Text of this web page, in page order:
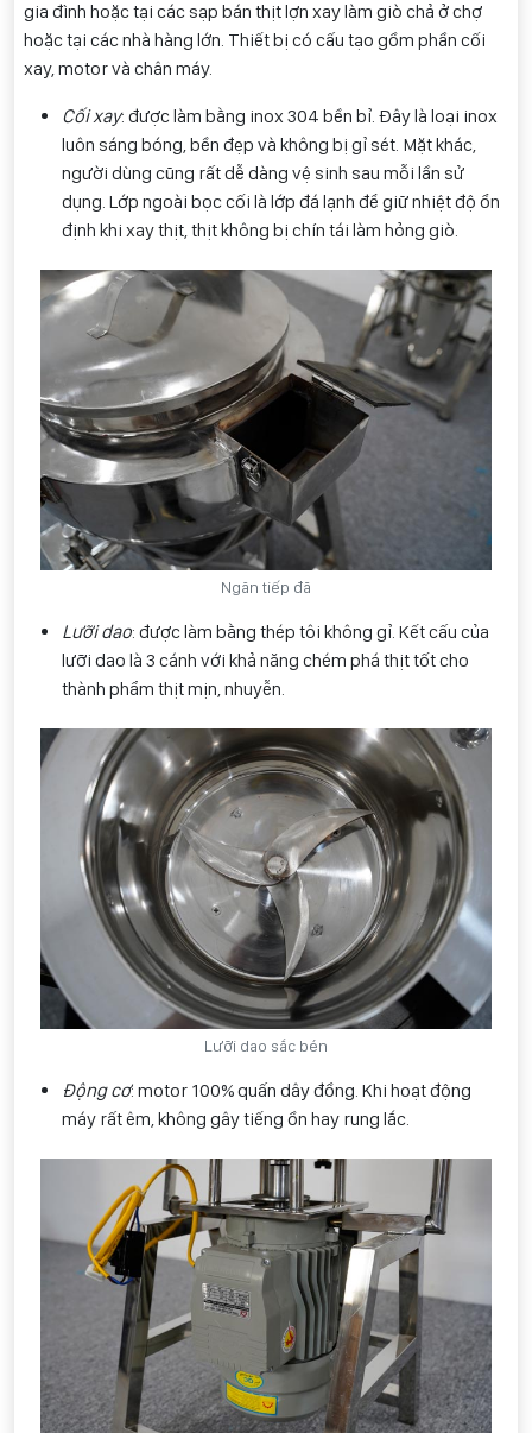
gia đình hoặc tại các sạp bán thịt lợn xay làm giò chả ở chợ
hoặc tại các nhà hàng lớn. Thiết bị có cấu tạo gồm phần cối
xay, motor và chân máy.
Cối xay: được làm bằng inox 304 bền bỉ. Đây là loại inox
luôn sáng bóng, bền đẹp và không bị gỉ sét. Mặt khác,
người dùng cũng rất dễ dàng vệ sinh sau mỗi lần sử
dụng. Lớp ngoài bọc cối là lớp đá lạnh để giữ nhiệt độ ổn
định khi xay thịt, thịt không bị chín tái làm hỏng giò.
Ngăn tiếp đã
Lưỡi dao: được làm bằng thép tôi không gỉ. Kết cấu của
lưỡi dao là 3 cánh với khả năng chém phá thịt tốt cho
thành phẩm thịt mịn, nhuyễn.
Lưỡi dao sắc bén
Động cơ: motor 100% quấn dây đồng. Khi hoạt động
máy rất êm, không gây tiếng ồn hay rung lắc.